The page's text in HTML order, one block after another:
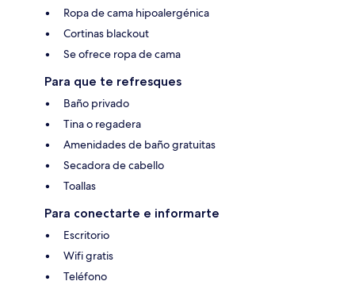
Ropa de cama hipoalergénica
Cortinas blackout
Se ofrece ropa de cama
Para que te refresques
Baño privado
Tina o regadera
Amenidades de baño gratuitas
Secadora de cabello
Toallas
Para conectarte e informarte
Escritorio
Wifi gratis
Teléfono